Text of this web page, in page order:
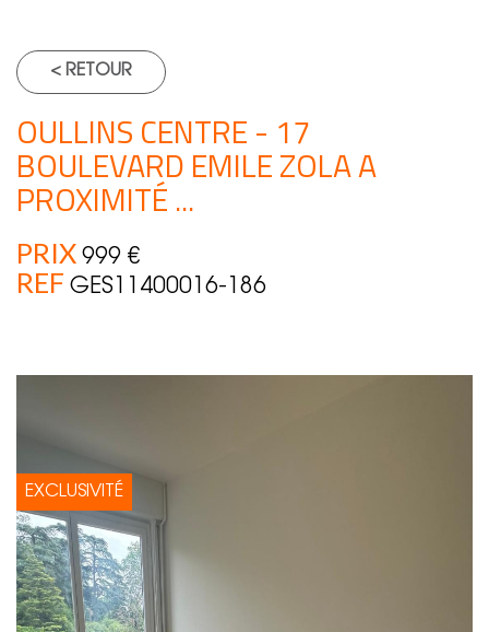
< RETOUR
OULLINS CENTRE - 17
BOULEVARD EMILE ZOLA A
PROXIMITÉ ...
PRIX 999 €
REF GES11400016-186
EXCLUSIVITÉ